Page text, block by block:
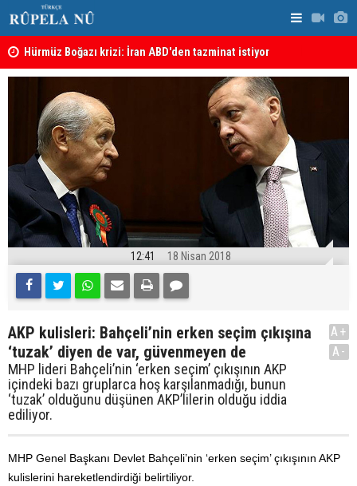
Hürmüz Boğazı krizi: İran ABD'den tazminat istiyor
12:41 18 Nisan 2018
AKP kulisleri: Bahçeli’nin erken seçim çıkışına
‘tuzak’ diyen de var, güvenmeyen de
MHP lideri Bahçeli’nin ‘erken seçim’ çıkışının AKP
içindeki bazı gruplarca hoş karşılanmadığı, bunun
‘tuzak’ olduğunu düşünen AKP’lilerin olduğu iddia
ediliyor.
A+
A-
MHP Genel Başkanı Devlet Bahçeli’nin ‘erken seçim’ çıkışının AKP
kulislerini hareketlendirdiği belirtiliyor.